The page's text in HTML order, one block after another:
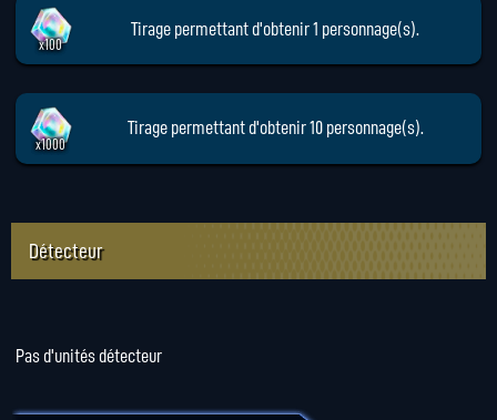
x100
Tirage permettant d'obtenir 1 personnage(s).
x1000
Tirage permettant d'obtenir 10 personnage(s).
Détecteur
Pas d'unités détecteur